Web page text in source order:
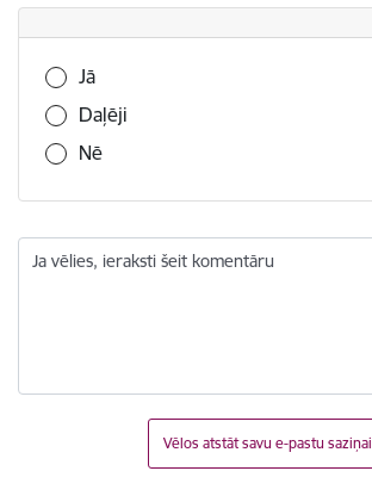
Vai šī informācija bija noderīga?
Jā
Daļēji
Nē
Ja vēlies, ieraksti šeit komentāru
Vēlos atstāt savu e-pastu saziņai